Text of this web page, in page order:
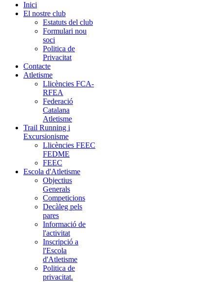
Inici
El nostre club
Estatuts del club
Formulari nou
soci
Politica de
Privacitat
Contacte
Atletisme
Llicències FCA-
RFEA
Federació
Catalana
Atletisme
Trail Running i
Excursionisme
Llicències FEEC
FEDME
FEEC
Escola d'Atletisme
Objectius
Generals
Competicions
Decàleg pels
pares
Informació de
l'activitat
Inscripció a
l'Escola
d'Atletisme
Politica de
privacitat.